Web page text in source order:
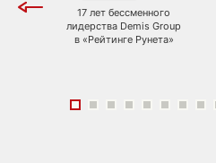
17 лет бессменного
лидерства Demis Group
в «Рейтинге Рунета»